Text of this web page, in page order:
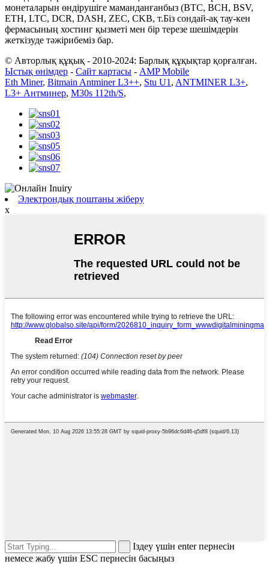
монеталарын өндірушіге маманданғанбыз (BTC, BCH, BSV,
ETH, LTC, DCR, DASH, ZEC, CKB, т.Біз сондай-ақ тау-кен
фермасының хостинг қызметі мен бір терезе шешімдерін
жеткізуде тәжірибеміз бар.
© Авторлық құқық - 2010-2024: Барлық құқықтар қорғалған.
Ыстық өнімдер - Сайт картасы - AMP Mobile
Eth Miner, Bitmain Antminer L3++, Stu U1 , ANTMINER L3+,
L3+ Антминер, M30s 112th/S,
Электрондық поштаны жіберу
x
Іздеу үшін enter пернесін
немесе жабу үшін ESC пернесін басыңыз